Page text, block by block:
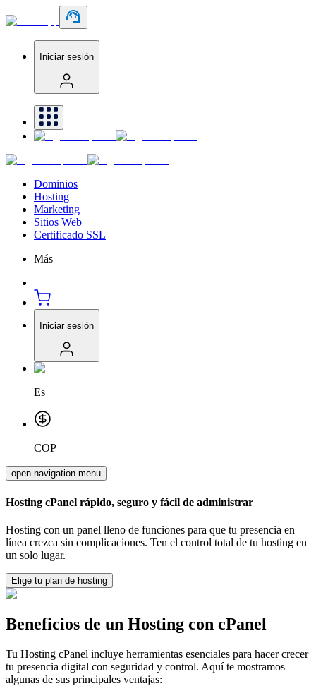
Iniciar sesión
Dominios
Hosting
Marketing
Sitios Web
Certificado SSL
Más
Iniciar sesión
Es
COP
open navigation menu
Hosting cPanel rápido, seguro y fácil de administrar
Hosting con un panel lleno de funciones para que tu presencia en
línea crezca sin complicaciones. Ten el control total de tu hosting en
un solo lugar.
Elige tu plan de hosting
Beneficios de un Hosting con cPanel
Tu Hosting cPanel incluye herramientas esenciales para hacer crecer
tu presencia digital con seguridad y control. Aquí te mostramos
algunas de sus principales ventajas: